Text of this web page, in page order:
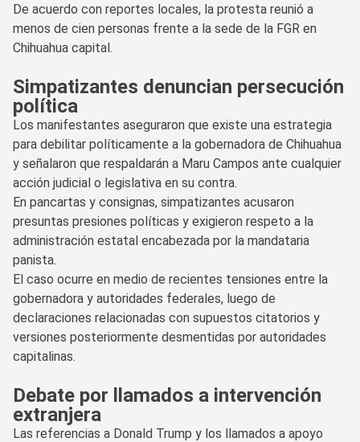
De acuerdo con reportes locales, la protesta reunió a
menos de cien personas frente a la sede de la FGR en
Chihuahua capital.
Simpatizantes denuncian persecución
política
Los manifestantes aseguraron que existe una estrategia
para debilitar políticamente a la gobernadora de Chihuahua
y señalaron que respaldarán a Maru Campos ante cualquier
acción judicial o legislativa en su contra.
En pancartas y consignas, simpatizantes acusaron
presuntas presiones políticas y exigieron respeto a la
administración estatal encabezada por la mandataria
panista.
El caso ocurre en medio de recientes tensiones entre la
gobernadora y autoridades federales, luego de
declaraciones relacionadas con supuestos citatorios y
versiones posteriormente desmentidas por autoridades
capitalinas.
Debate por llamados a intervención
extranjera
Las referencias a Donald Trump y los llamados a apoyo